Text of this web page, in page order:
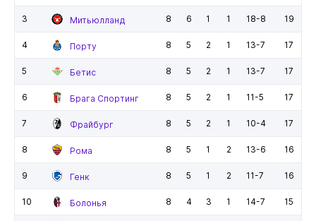
3 Митьюлланд 8 6 1 1 18-8 19
4 Порту 8 5 2 1 13-7 17
5 Бетис 8 5 2 1 13-7 17
6 Брага Спортинг 8 5 2 1 11-5 17
7 Фрайбург 8 5 2 1 10-4 17
8 Рома 8 5 1 2 13-6 16
9 Генк 8 5 1 2 11-7 16
10 Болонья 8 4 3 1 14-7 15